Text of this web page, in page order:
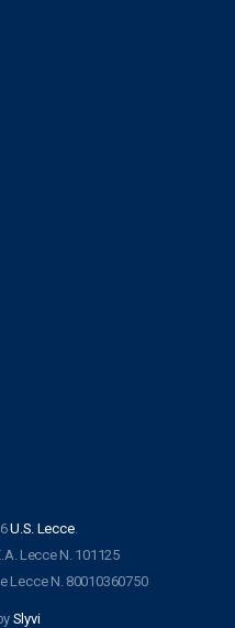
U.S. Lecce.
Lecce N. 101125
Lecce N. 80010360750
Slyvi